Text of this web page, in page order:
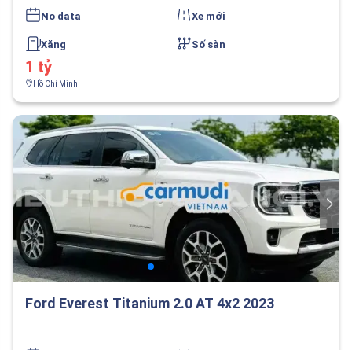
No data Xe mới
Xăng Số sàn
1 tỷ
Hồ Chí Minh
Ford Everest Titanium 2.0 AT 4x2 2023